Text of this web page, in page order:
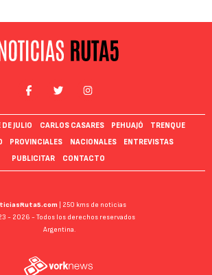
DE JULIO CARLOS CASARES PEHUAJÓ
TRENQUE
PROVINCIALES NACIONALES
ENTREVISTAS
PUBLICITAR
CONTACTO
| 250 kms de noticias
- 2026 - Todos los derechos reservados
Argentina.